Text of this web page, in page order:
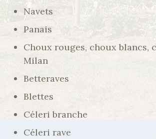
Navets
Panais
Choux rouges, choux blancs,
Milan
Betteraves
Blettes
Céleri branche
Céleri rave